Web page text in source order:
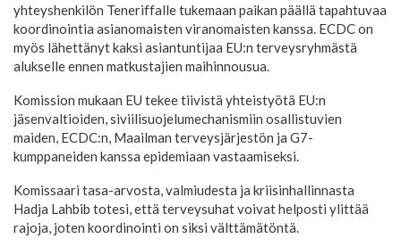
yhteyshenkilön Teneriffalle tukemaan paikan päällä tapahtuvaa
koordinointia asianomaisten viranomaisten kanssa. ECDC on
myös lähettänyt kaksi asiantuntijaa EU:n terveysryhmästä
alukselle ennen matkustajien maihinnousua.
Komission mukaan EU tekee tiivistä yhteistyötä EU:n
jäsenvaltioiden, siviilisuojelumechanismiin osallistuvien
maiden, ECDC:n, Maailman terveysjärjestön ja G7-
kumppaneiden kanssa epidemiaan vastaamiseksi.
Komissaari tasa-arvosta, valmiudesta ja kriisinhallinnasta
Hadja Lahbib totesi, että terveysuhat voivat helposti ylittää
rajoja, joten koordinointi on siksi välttämätöntä.